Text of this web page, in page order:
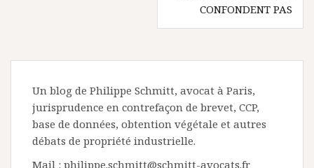
CONFONDENT PAS
Un blog de Philippe Schmitt, avocat à Paris,
jurisprudence en contrefaçon de brevet, CCP,
base de données, obtention végétale et autres
débats de propriété industrielle.
Mail : philippe.schmitt@schmitt-avocats.fr